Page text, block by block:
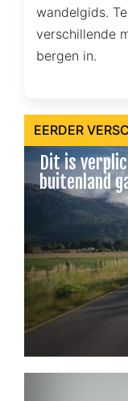
wandelgids.
verschillende
bergen in.
EERDER
Dit is
buitenland